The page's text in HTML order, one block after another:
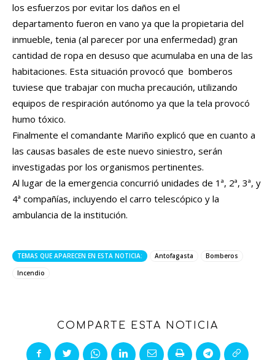
los esfuerzos por evitar los daños en el
departamento fueron en vano ya que la propietaria del
inmueble, tenia (al parecer por una enfermedad) gran
cantidad de ropa en desuso que acumulaba en una de las
habitaciones. Esta situación provocó que bomberos
tuviese que trabajar con mucha precaución, utilizando
equipos de respiración autónomo ya que la tela provocó
humo tóxico.
Finalmente el comandante Mariño explicó que en cuanto a
las causas basales de este nuevo siniestro, serán
investigadas por los organismos pertinentes.
Al lugar de la emergencia concurrió unidades de 1ª, 2ª, 3ª, y
4ª compañías, incluyendo el carro telescópico y la
ambulancia de la institución.
TEMAS QUE APARECEN EN ESTA NOTICIA: Antofagasta
Bomberos
Incendio
COMPARTE ESTA NOTICIA